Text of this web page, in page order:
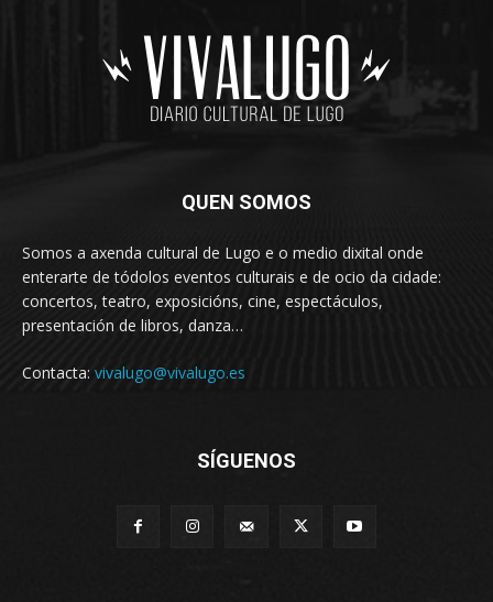
QUEN SOMOS
Somos a axenda cultural de Lugo e o medio dixital onde
enterarte de tódolos eventos culturais e de ocio da cidade:
concertos, teatro, exposicións, cine, espectáculos,
presentación de libros, danza…
Contacta: vivalugo@vivalugo.es
SÍGUENOS